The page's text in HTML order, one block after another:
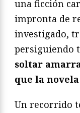
una ficción
impronta de
investigado,
persiguiendo
soltar
que la
Un recorrido